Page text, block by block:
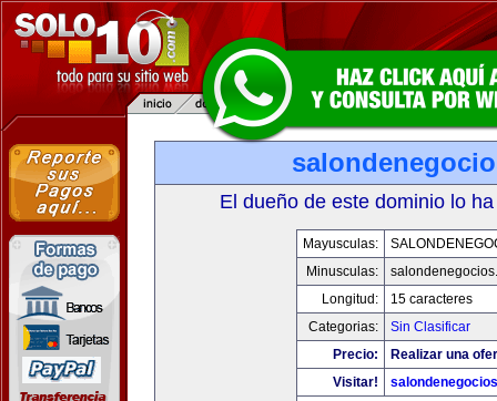
El dueño de este dominio lo
Mayusculas:
Minusculas:
Longitud:
15 caracteres
Categorias:
Sin Clasificar
Precio:
Realizar una
Visitar!